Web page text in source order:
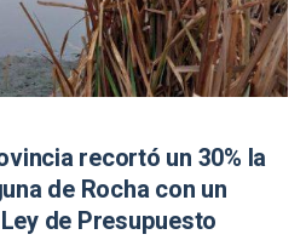
recortó un 30% la
de Rocha con un
de Presupuesto